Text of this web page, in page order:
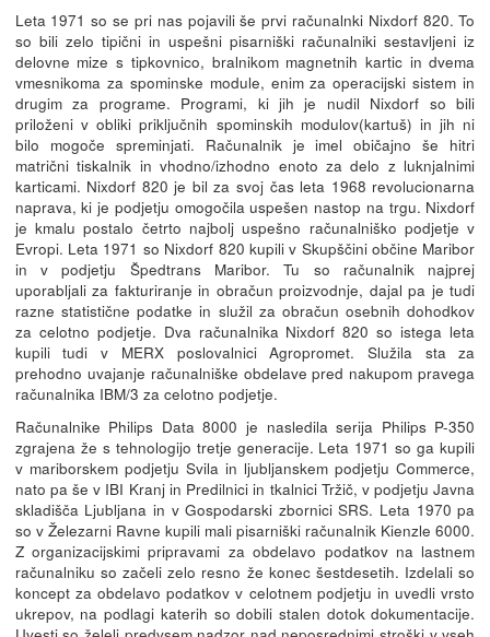
Leta 1971 so se pri nas pojavili še prvi računalnki Nixdorf 820. To
so bili zelo tipični in uspešni pisarniški računalniki sestavljeni iz
delovne mize s tipkovnico, bralnikom magnetnih kartic in dvema
vmesnikoma za spominske module, enim za operacijski sistem in
drugim za programe. Programi, ki jih je nudil Nixdorf so bili
priloženi v obliki priključnih spominskih modulov(kartuš) in jih ni
bilo mogoče spreminjati. Računalnik je imel običajno še hitri
matrični tiskalnik in vhodno/izhodno enoto za delo z luknjalnimi
karticami. Nixdorf 820 je bil za svoj čas leta 1968 revolucionarna
naprava, ki je podjetju omogočila uspešen nastop na trgu. Nixdorf
je kmalu postalo četrto najbolj uspešno računalniško podjetje v
Evropi. Leta 1971 so Nixdorf 820 kupili v Skupščini občine Maribor
in v podjetju Špedtrans Maribor. Tu so računalnik najprej
uporabljali za fakturiranje in obračun proizvodnje, dajal pa je tudi
razne statistične podatke in služil za obračun osebnih dohodkov
za celotno podjetje. Dva računalnika Nixdorf 820 so istega leta
kupili tudi v MERX poslovalnici Agropromet. Služila sta za
prehodno uvajanje računalniške obdelave pred nakupom pravega
računalnika IBM/3 za celotno podjetje.
Računalnike Philips Data 8000 je nasledila serija Philips P-350
zgrajena že s tehnologijo tretje generacije. Leta 1971 so ga kupili
v mariborskem podjetju Svila in ljubljanskem podjetju Commerce,
nato pa še v IBI Kranj in Predilnici in tkalnici Tržič, v podjetju Javna
skladišča Ljubljana in v Gospodarski zbornici SRS. Leta 1970 pa
so v Železarni Ravne kupili mali pisarniški računalnik Kienzle 6000.
Z organizacijskimi pripravami za obdelavo podatkov na lastnem
računalniku so začeli zelo resno že konec šestdesetih. Izdelali so
koncept za obdelavo podatkov v celotnem podjetju in uvedli vrsto
ukrepov, na podlagi katerih so dobili stalen dotok dokumentacije.